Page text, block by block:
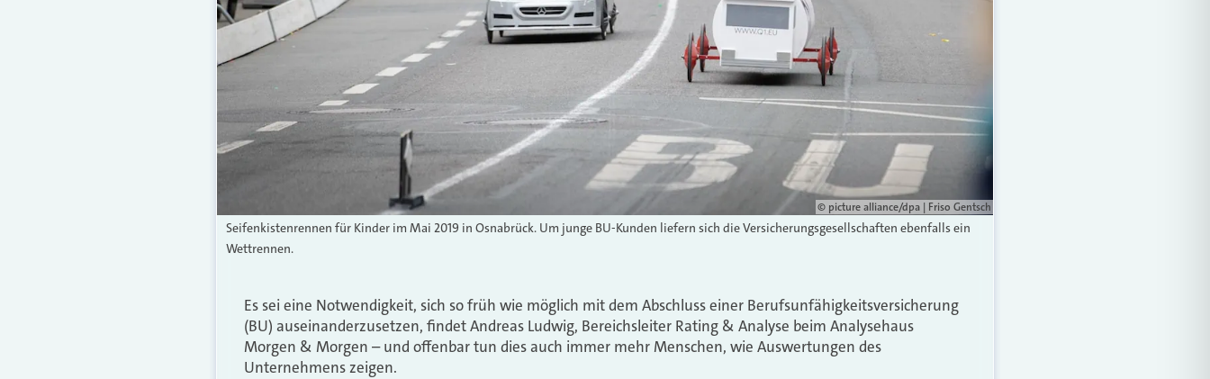
© picture alliance/dpa | Friso Gentsch
Seifenkistenrennen für Kinder im Mai 2019 in Osnabrück. Um junge BU-Kunden liefern sich die Versicherungsgesellschaften ebenfalls ein
Wettrennen.
Es sei eine Notwendigkeit, sich so früh wie möglich mit dem Abschluss einer Berufsunfähigkeitsversicherung
(BU) auseinanderzusetzen, findet Andreas Ludwig, Bereichsleiter Rating & Analyse beim Analysehaus
Morgen & Morgen – und offenbar tun dies auch immer mehr Menschen, wie Auswertungen des
Unternehmens zeigen.